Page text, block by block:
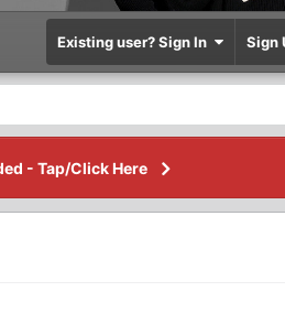
Existing user? Sign In Sign
- Tap/Click Here